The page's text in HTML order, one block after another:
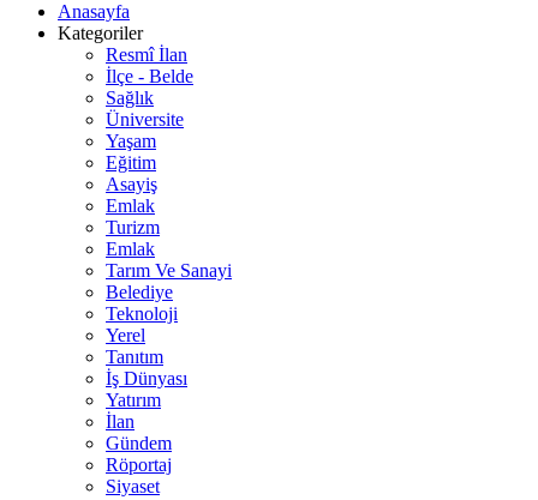
Anasayfa
Kategoriler
Resmî İlan
İlçe - Belde
Sağlık
Üniversite
Yaşam
Eğitim
Asayiş
Emlak
Turizm
Emlak
Tarım Ve Sanayi
Belediye
Teknoloji
Yerel
Tanıtım
İş Dünyası
Yatırım
İlan
Gündem
Röportaj
Siyaset